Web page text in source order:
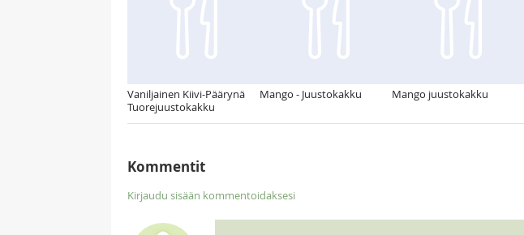
Vaniljainen Kiivi-Päärynä
Tuorejuustokakku
Mango - Juustokakku Mango juustokakku
Kommentit
Kirjaudu sisään kommentoidaksesi